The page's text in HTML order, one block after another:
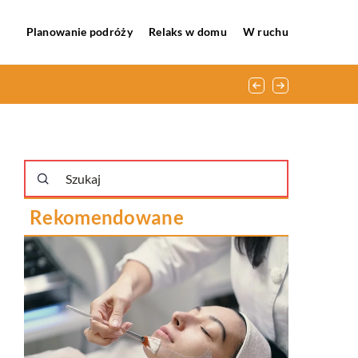
Planowanie podróży Relaks w domu W ruchu
Rekomendowane